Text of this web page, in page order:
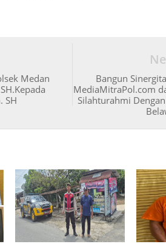
Bangun
MediaMitraPol.com
Silahturahmi
Medan
SH